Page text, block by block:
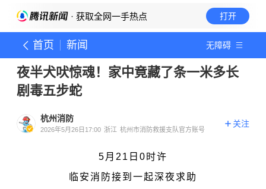
· 获取全网一手热点 打开
首页 新闻 无障碍
夜半犬吠惊魂！家中竟藏了条一米多长
剧毒五步蛇
杭州消防
2026年5月26日17:00 浙江 杭州市消防救援支队官方账号
关注
5月21日0时许
临安消防接到一起深夜求助